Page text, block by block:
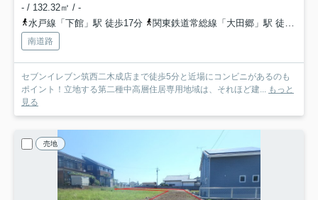
- / 132.32㎡ / -
水戸線「下館」駅 徒歩17分
関東鉄道常総線「大田郷」駅 徒歩33分
南道路
セブンイレブン筑西二木成店まで徒歩5分と近場にコンビニがあるのも
ポイント！立地する第二種中高層住居専用地域は、それほど建...
もっと
見る
売地